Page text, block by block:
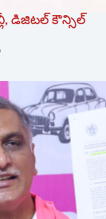
డిజిటల్ కౌన్సిల్